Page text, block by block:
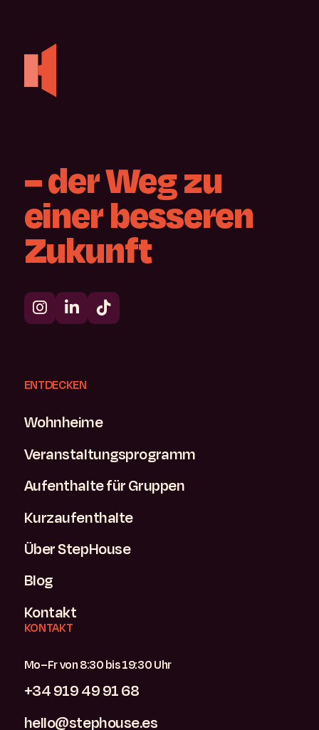
–derWegzu
einerbesseren
Zukunft
ENTDECKEN
Wohnheime
Veranstaltungsprogramm
Aufenthalte für Gruppen
Kurzaufenthalte
Über StepHouse
Blog
Kontakt
KONTAKT
Mo–Fr von 8:30 bis 19:30 Uhr
+34 919 49 91 68
hello@stephouse.es